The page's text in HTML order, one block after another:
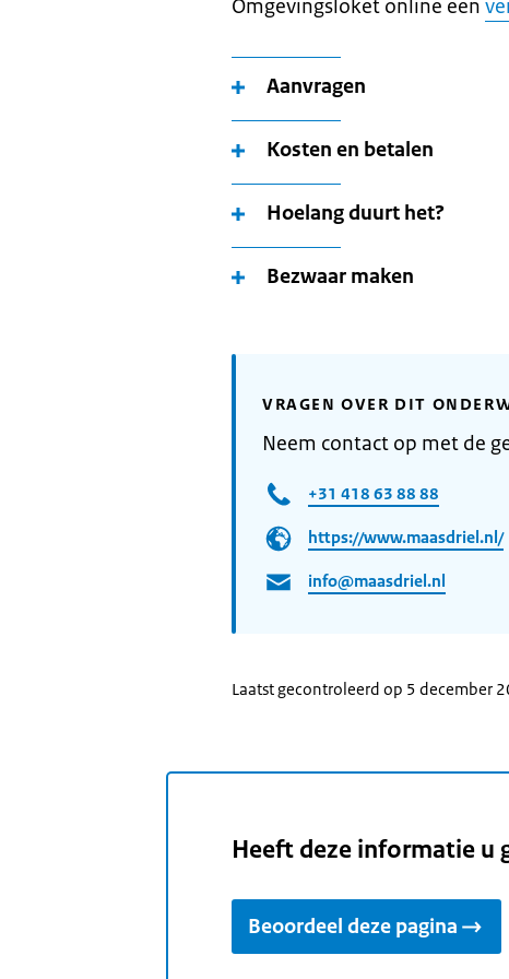
Omgevingsloket online een
Aanvragen
Kosten en betalen
Hoelang duurt het?
Bezwaar maken
VRAGEN OVER DIT
Neem contact op met de
+31 418 63 88 88
https://www.maasdriel.nl/
info@maasdriel.nl
Laatst gecontroleerd op 5 december
Heeft deze informatie u
Beoordeel deze pagina